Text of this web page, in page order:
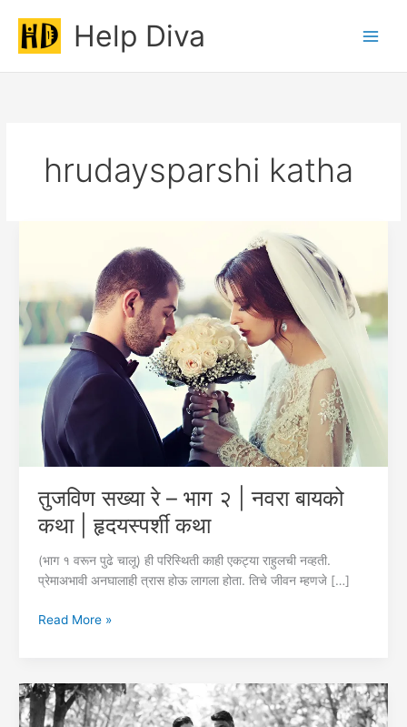
content
Help Diva
hrudaysparshi katha
तुजविण सख्या रे – भाग २ | नवरा बायको
कथा | हृदयस्पर्शी कथा
(भाग १ वरून पुढे चालू) ही परिस्थिती काही एकट्या राहुलची नव्हती.
प्रेमाअभावी अनघालाही त्रास होऊ लागला होता. तिचे जीवन म्हणजे […]
तुजविण
भाग
२
Read More »